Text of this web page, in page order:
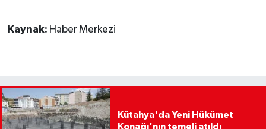
Kaynak: Haber Merkezi
Kütahya'da Yeni Hükümet
Konağı'nın temeli atıldı